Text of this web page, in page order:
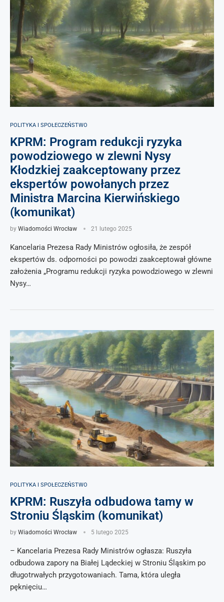
POLITYKA I SPOŁECZEŃSTWO
KPRM: Program redukcji ryzyka
powodziowego w zlewni Nysy
Kłodzkiej zaakceptowany przez
ekspertów powołanych przez
Ministra Marcina Kierwińskiego
(komunikat)
by Wiadomości Wrocław 21 lutego 2025
Kancelaria Prezesa Rady Ministrów ogłosiła, że zespół
ekspertów ds. odporności po powodzi zaakceptował główne
założenia „Programu redukcji ryzyka powodziowego w zlewni
Nysy…
POLITYKA I SPOŁECZEŃSTWO
KPRM: Ruszyła odbudowa tamy w
Stroniu Śląskim (komunikat)
by Wiadomości Wrocław 5 lutego 2025
– Kancelaria Prezesa Rady Ministrów ogłasza: Ruszyła
odbudowa zapory na Białej Lądeckiej w Stroniu Śląskim po
długotrwałych przygotowaniach. Tama, która uległa
pęknięciu…